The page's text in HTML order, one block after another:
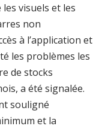
visuels et les
non
à l’application et
les problèmes les
de stocks
a été signalée.
souligné
et la